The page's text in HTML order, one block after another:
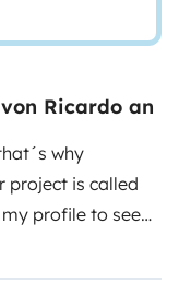
Ricardo an
why
project is called
profile to see
to drive and
the van is